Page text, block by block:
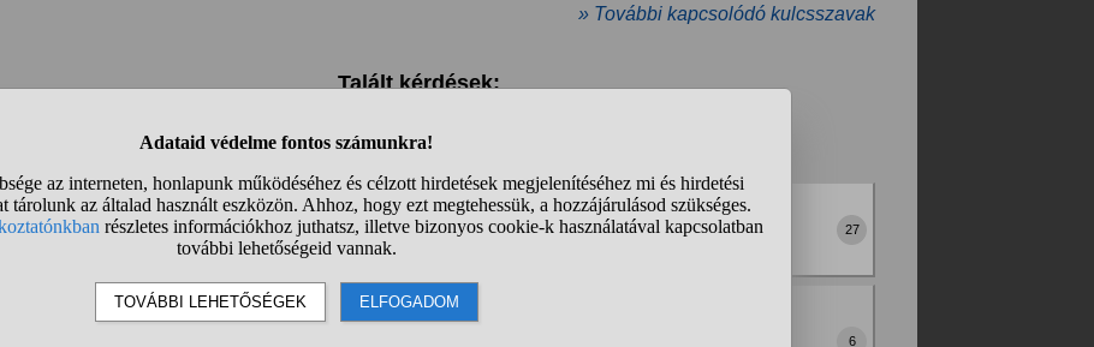
» További kapcsolódó kulcsszavak
Talált kérdések:
1 2 3 4 5 6 7
A jobb herém borzasztóan fàj! Be van dagadva meg fel van csúszva… hány ingerem is
van meg olyan mint ha meg lenne csavarodva! Mi lehet?
UI.: biciklizés után történt
27
Tompán fájdogál és bizsereg a bal herém, mi lehet ez?
6